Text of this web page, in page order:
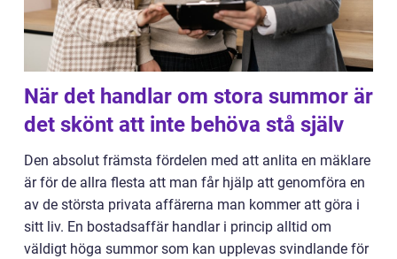
När det handlar om stora summor är
det skönt att inte behöva stå själv
Den absolut främsta fördelen med att anlita en mäklare
är för de allra flesta att man får hjälp att genomföra en
av de största privata affärerna man kommer att göra i
sitt liv. En bostadsaffär handlar i princip alltid om
väldigt höga summor som kan upplevas svindlande för